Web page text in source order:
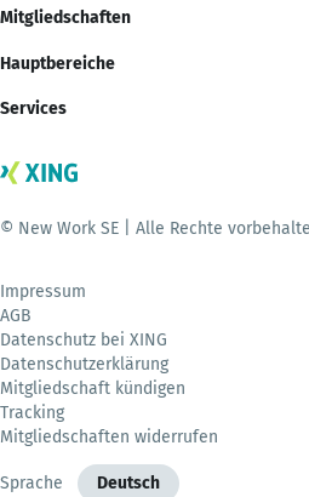
Mitgliedschaften
Hauptbereiche
Services
© New Work SE | Alle Rechte
Impressum
AGB
Datenschutz bei XING
Datenschutzerklärung
Mitgliedschaft kündigen
Tracking
Mitgliedschaften widerrufen
Sprache Deutsch